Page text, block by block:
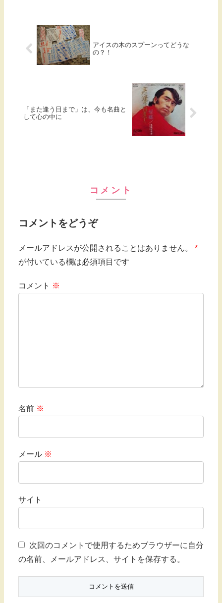
アイスの木のスプーンってどうな
の？！
「また逢う日まで」は、今も名曲と
して心の中に
コメント
コメントをどうぞ
メールアドレスが公開されることはありません。
*
が付いている欄は必須項目です
コメント ※
名前 ※
メール ※
サイト
次回のコメントで使用するためブラウザーに自分
の名前、メールアドレス、サイトを保存する。